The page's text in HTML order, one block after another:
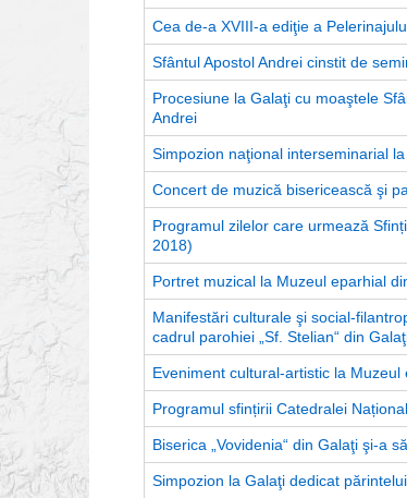
Cea de-a XVIII-a ediţie a
Sfântul Apostol Andrei cinstit de
Procesiune la Galaţi cu moaştele
Andrei
Simpozion naţional interseminarial
Concert de muzică bisericească şi
Programul zilelor care urmează
2018)
Portret muzical la Muzeul eparhial
Manifestări culturale şi social-
cadrul parohiei „Sf. Stelian“ din
Eveniment cultural-artistic la Muzeul
Programul sfințirii Catedralei
Biserica „Vovidenia“ din Galaţi şi-a
Simpozion la Galaţi dedicat